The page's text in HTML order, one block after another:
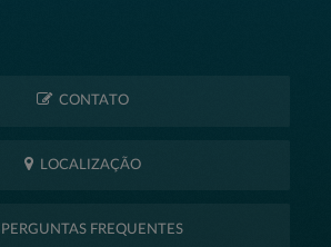
CONTATO
LOCALIZAÇÃO
PERGUNTAS FREQUENTES